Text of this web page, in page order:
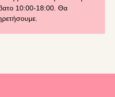
10:00-18:00. Θα